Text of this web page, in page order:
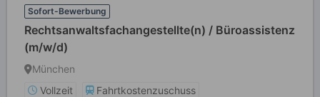
Sofort-Bewerbung
Rechtsanwaltsfachangestellte(n) / Büroassistenz
(m/w/d)
München
Vollzeit
Fahrtkostenzuschuss